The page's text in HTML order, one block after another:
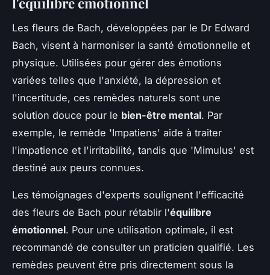
Les fleurs de Bach, développées par le Dr Edward
Bach, visent à harmoniser la santé émotionnelle et
physique. Utilisées pour gérer des émotions
variées telles que l'anxiété, la dépression et
l'incertitude, ces remèdes naturels sont une
solution douce pour le bien-être mental. Par
exemple, le remède 'Impatiens' aide à traiter
l'impatience et l'irritabilité, tandis que 'Mimulus' est
destiné aux peurs connues.
Les témoignages d'experts soulignent l'efficacité
des fleurs de Bach pour rétablir l'équilibre
émotionnel. Pour une utilisation optimale, il est
recommandé de consulter un praticien qualifié. Les
remèdes peuvent être pris directement sous la